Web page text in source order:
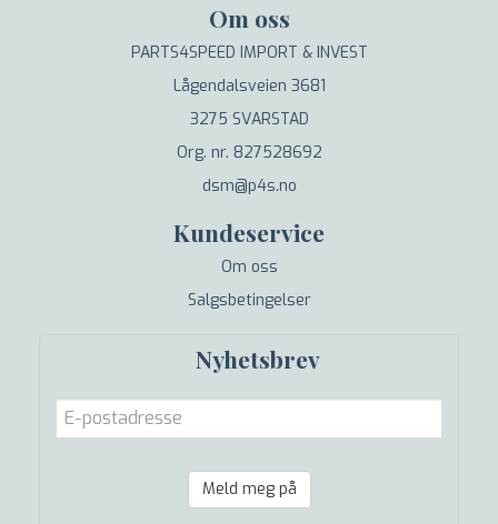
Om oss
PARTS4SPEED IMPORT & INVEST
Lågendalsveien 3681
3275 SVARSTAD
Org. nr. 827528692
dsm@p4s.no
Kundeservice
Om oss
Salgsbetingelser
Nyhetsbrev
Meld meg på